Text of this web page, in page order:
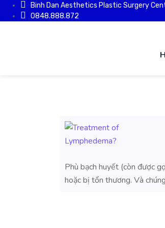
Binh Dan Aesthetics Plastic Surgery
0848.888.872
Phù bạch huyết (còn được
hoặc bị tổn thương. Và